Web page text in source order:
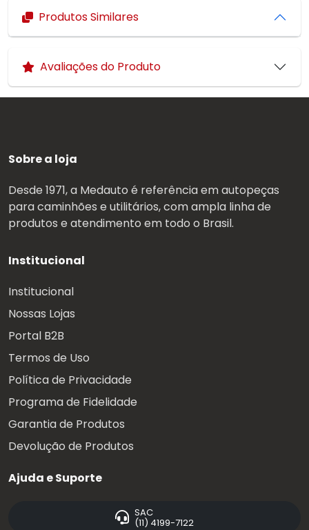
Produtos Similares
Avaliações do Produto
Sobre a loja
Desde 1971, a Medauto é referência em autopeças
para caminhões e utilitários, com ampla linha de
produtos e atendimento em todo o Brasil.
Institucional
Institucional
Nossas Lojas
Portal B2B
Termos de Uso
Política de Privacidade
Programa de Fidelidade
Garantia de Produtos
Devolução de Produtos
Ajuda e Suporte
SAC
(11) 4199-7122